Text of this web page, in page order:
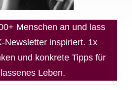
Menschen an und lass
Newsletter inspiriert. 1x
und konkrete Tipps für
Leben.